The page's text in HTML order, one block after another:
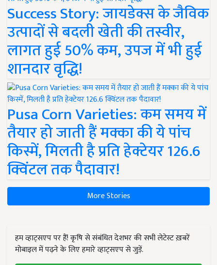
Success Story: जायडेक्स के जैविक
उत्पादों से बदली खेती की तस्वीर,
लागत हुई 50% कम, उपज में भी हुई
शानदार वृद्धि!
Pusa Corn Varieties: कम समय में
तैयार हो जाती हैं मक्का की ये पांच
किस्में, मिलती है प्रति हेक्टेयर 126.6
क्विंटल तक पैदावार!
More Stories
हम व्हाट्सएप पर हैं! कृषि से संबंधित देशभर की सभी लेटेस्ट ख़बरें
मोबाइल में पढ़ने के लिए हमारे व्हाट्सएप से जुड़ें.